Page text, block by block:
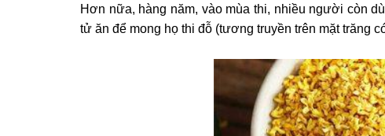
Hơn nữa, hàng năm, vào mùa thi, nhiều người còn
tử ăn để mong họ thi đỗ (tương truyền trên mặt trăng